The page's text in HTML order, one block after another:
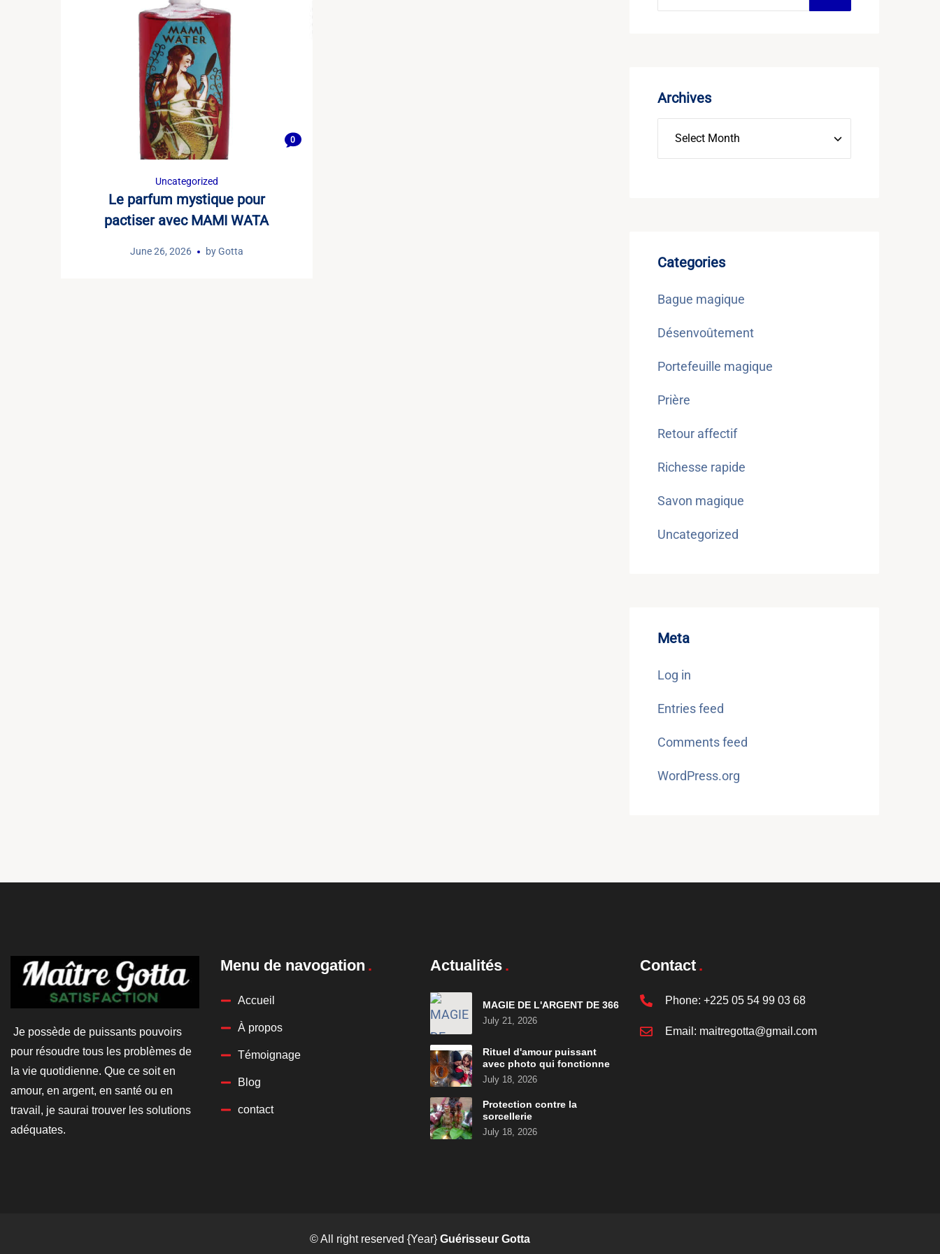
0
Uncategorized
Le parfum mystique pour
pactiser avec MAMI WATA
June 26, 2026 byGotta
Archives
Categories
Bague magique
Désenvoûtement
Portefeuille magique
Prière
Retour affectif
Richesse rapide
Savon magique
Uncategorized
Meta
Log in
Entries feed
Comments feed
WordPress.org
Je possède de puissants pouvoirs
pour résoudre tous les problèmes de
la vie quotidienne. Que ce soit en
amour, en argent, en santé ou en
travail, je saurai trouver les solutions
adéquates.
Menu de navogation
Accueil
À propos
Témoignage
Blog
contact
Actualités
MAGIE DE L'ARGENT DE 366
July 21, 2026
Rituel d'amour puissant
avec photo qui fonctionne
July 18, 2026
Protection contre la
sorcellerie
July 18, 2026
Contact
Phone: +225 05 54 99 03 68
Email: maitregotta@gmail.com
© All right reserved {Year} Guérisseur Gotta